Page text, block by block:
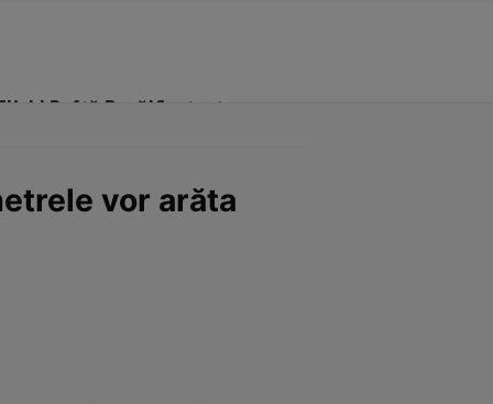
Poftă Bună!Contact
vor arăta